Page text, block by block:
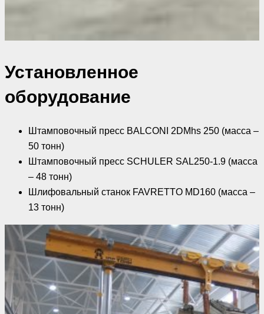
Установленное
оборудование
Штамповочный пресс BALCONI 2DMhs 250 (масса –
50 тонн)
Штамповочный пресс SCHULER SAL250-1.9 (масса
– 48 тонн)
Шлифовальный станок FAVRETTO MD160 (масса –
13 тонн)